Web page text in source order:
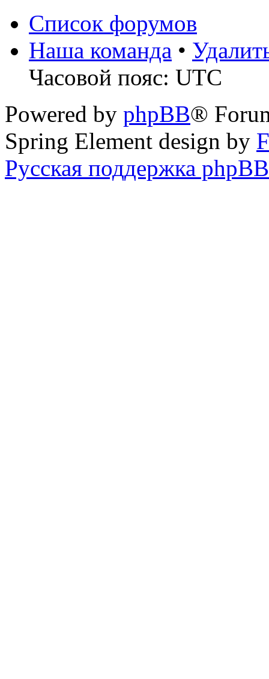
Список форумов
Наша команда •
Часовой пояс: UTC
Powered by phpBB®
Spring Element design by
Русская поддержка phpBB